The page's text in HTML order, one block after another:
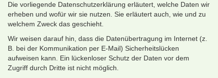
Die vorliegende Datenschutzerklärung erläutert, welche Daten wir
erheben und wofür wir sie nutzen. Sie erläutert auch, wie und zu
welchem Zweck das geschieht.
Wir weisen darauf hin, dass die Datenübertragung im Internet (z.
B. bei der Kommunikation per E-Mail) Sicherheitslücken
aufweisen kann. Ein lückenloser Schutz der Daten vor dem
Zugriff durch Dritte ist nicht möglich.